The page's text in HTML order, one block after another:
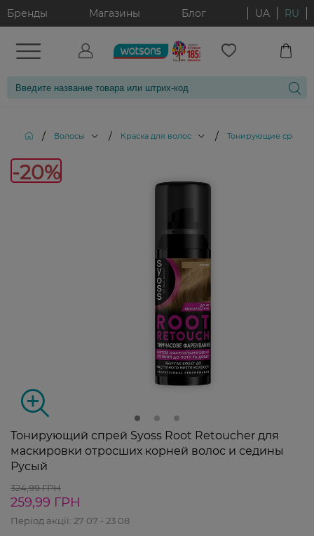
Бренды Магазины Блог UA RU
/ Волосы / Краска для волос / Тонирующие
-20%
Тонирующий спрей Syoss Root Retoucher для
маскировки отросших корней волос и седины
Русый
324,99 ГРН
259,99 ГРН
Період акції: 27 07 - 23 08